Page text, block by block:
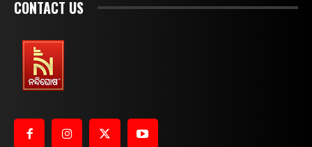
CONTACT US